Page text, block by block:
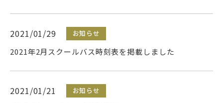
武蔵野学院
武蔵野短期大学
武蔵野中学校 高等学校
2021/01/29 お知らせ
2021年2月スクールバス時刻表を掲載しました
2021/01/21 お知らせ